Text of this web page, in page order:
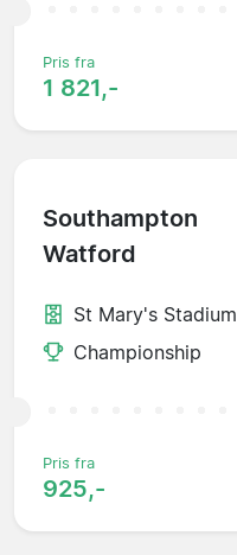
Pris fra
1 821,-
Southampton
Watford
St Mary's Stadium
Championship
Pris fra
925,-